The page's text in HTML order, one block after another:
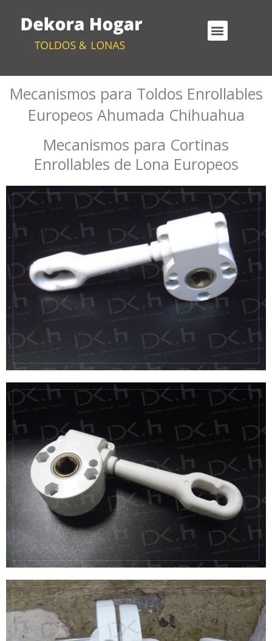
contenido
Menu
Mecanismos para Toldos Enrollables
Europeos Ahumada Chihuahua
Mecanismos para Cortinas
Enrollables de Lona Europeos